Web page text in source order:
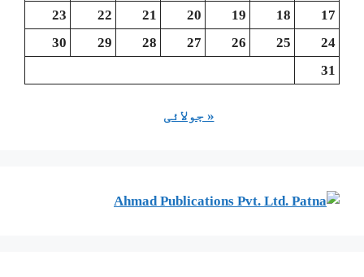
17
18
19
20
21
22
23
24
25
26
27
28
29
30
31
« جولائی